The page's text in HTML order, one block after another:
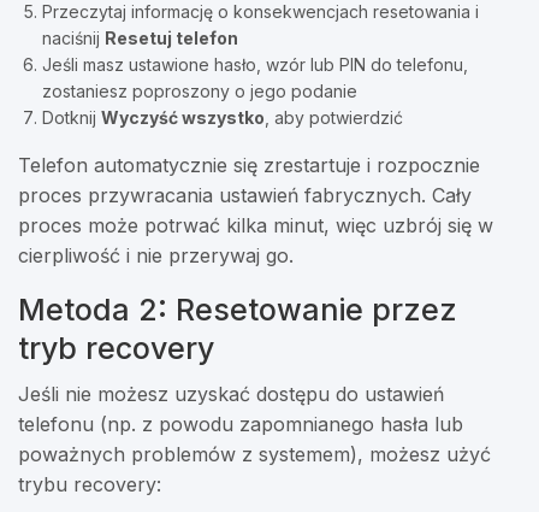
Przeczytaj informację o konsekwencjach resetowania i
naciśnij Resetuj telefon
Jeśli masz ustawione hasło, wzór lub PIN do telefonu,
zostaniesz poproszony o jego podanie
Dotknij Wyczyść wszystko , aby potwierdzić
Telefon automatycznie się zrestartuje i rozpocznie
proces przywracania ustawień fabrycznych. Cały
proces może potrwać kilka minut, więc uzbrój się w
cierpliwość i nie przerywaj go.
Metoda 2: Resetowanie przez
tryb recovery
Jeśli nie możesz uzyskać dostępu do ustawień
telefonu (np. z powodu zapomnianego hasła lub
poważnych problemów z systemem), możesz użyć
trybu recovery: